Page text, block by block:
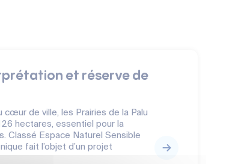
et réserve de
de ville, les Prairies de la Palu
hectares, essentiel pour la
Classé Espace Naturel Sensible
fait l’objet d’un projet